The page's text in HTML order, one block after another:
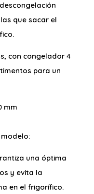
que sacar el
con congelador 4
para un
mm
una óptima
y evita la
en el frigorífico.